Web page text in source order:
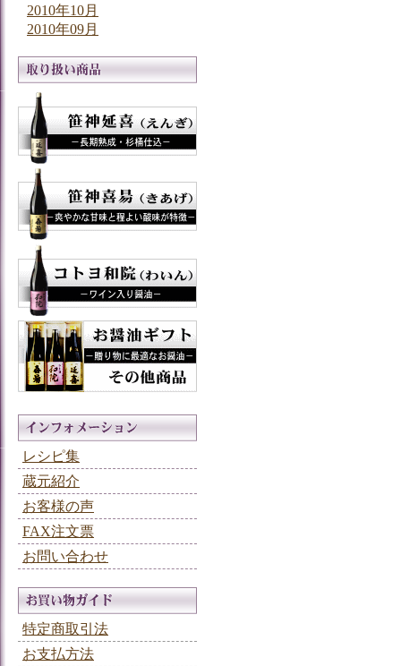
2010年10月
2010年09月
レシピ集
蔵元紹介
お客様の声
FAX注文票
お問い合わせ
特定商取引法
お支払方法